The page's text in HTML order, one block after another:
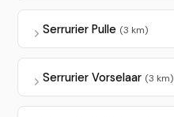
Serrurier Pulle (3 km)
Serrurier Vorselaar (3 km)